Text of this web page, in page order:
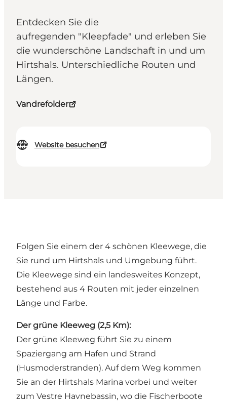
Entdecken Sie die
aufregenden "Kleepfade" und erleben Sie
die wunderschöne Landschaft in und um
Hirtshals. Unterschiedliche Routen und
Längen.
Vandrefolder
Website besuchen
Folgen Sie einem der 4 schönen Kleewege, die
Sie rund um Hirtshals und Umgebung führt.
Die Kleewege sind ein landesweites Konzept,
bestehend aus 4 Routen mit jeder einzelnen
Länge und Farbe.
Der grüne Kleeweg (2,5 Km):
Der grüne Kleeweg führt Sie zu einem
Spaziergang am Hafen und Strand
(Husmoderstranden). Auf dem Weg kommen
Sie an der Hirtshals Marina vorbei und weiter
zum Vestre Havnebassin, wo die Fischerboote